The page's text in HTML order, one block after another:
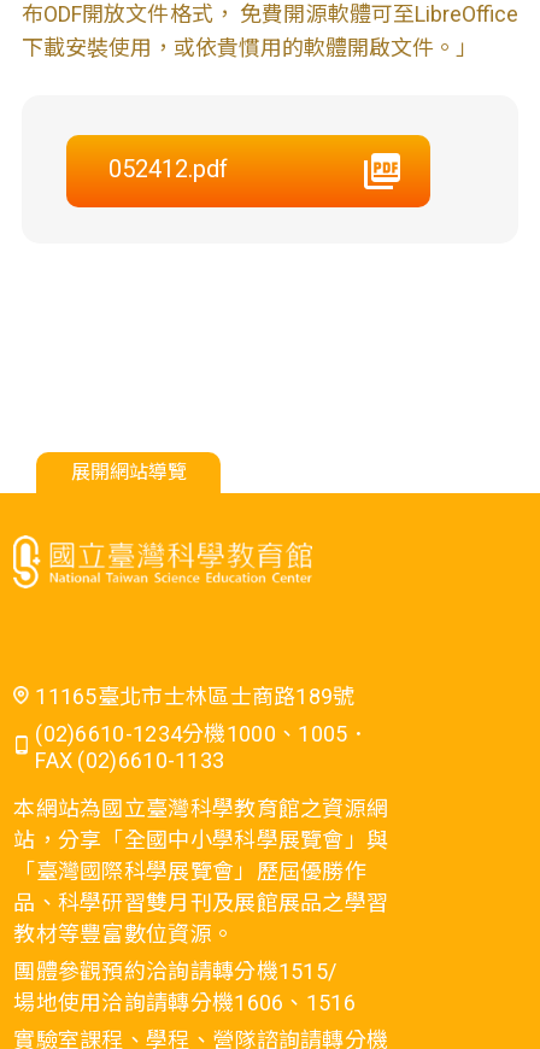
布ODF開放文件格式， 免費開源軟體可至LibreOffice
下載安裝使用，或依貴慣用的軟體開啟文件。」
052412.pdf
展開網站導覽
11165臺北市士林區士商路189號
(02)6610-1234分機1000、1005．
FAX (02)6610-1133
本網站為國立臺灣科學教育館之資源網
站，分享「全國中小學科學展覽會」與
「臺灣國際科學展覽會」歷屆優勝作
品、科學研習雙月刊及展館展品之學習
教材等豐富數位資源。
團體參觀預約洽詢請轉分機1515/
場地使用洽詢請轉分機1606、1516
實驗室課程、學程、營隊諮詢請轉分機